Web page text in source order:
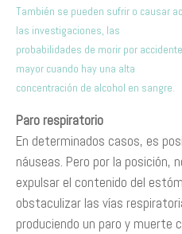
También se pueden sufrir o causar
las investigaciones, las
probabilidades de morir por
mayor cuando hay una alta
concentración de alcohol en sangre.
Paro respiratorio
En determinados casos, es
náuseas. Pero por la posición,
expulsar el contenido del
obstaculizar las vías
produciendo un paro y muerte